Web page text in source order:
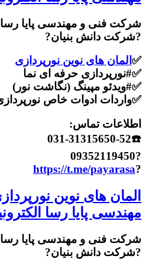
شرکت فنی و مهندسی پایا رسا
?شرکت دانش بنیان?
✅ المان های نوین نورپردازی
✅#نورپردازی حرفه ای نما
✅#ویدئو مپینگ (نگاشت نور)
✅واردات ادوات خاص
اطلاعات تماس:
☎️031-31315650-52
?09352119450
?
https://t.me/payarasa
المان های نوین
مهندسی پایا رسا
شرکت فنی و مهندسی پایا رسا
?شرکت دانش بنیان?